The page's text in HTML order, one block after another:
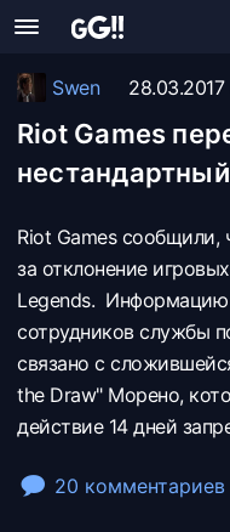
Swen 28.03.2017
Riot Games
Riot Games сообщили,
за отклонение
Legends. Информацию
сотрудников службы
связано с
the Draw" Морено,
действие 14 дней
20 комментариев